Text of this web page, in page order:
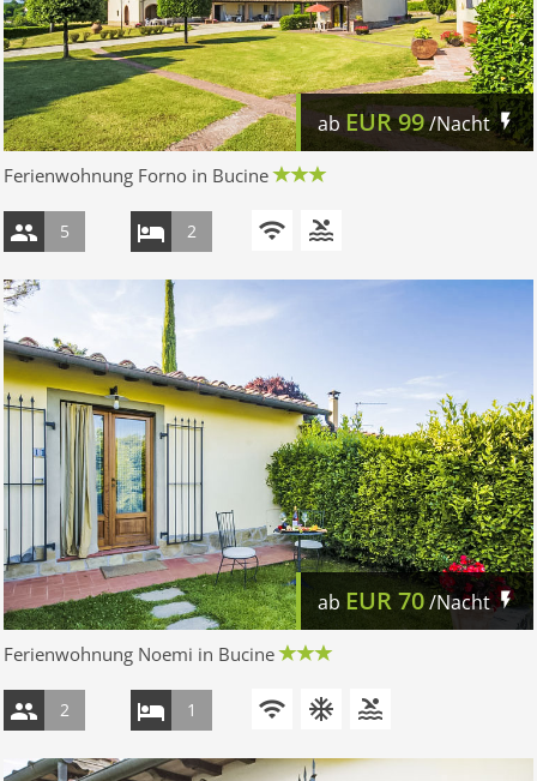
abEUR99/Nacht
Ferienwohnung Forno in Bucine
5 2
ab EUR70/Nacht
Ferienwohnung Noemi in Bucine
2 1